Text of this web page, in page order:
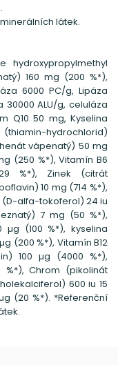
látek.
hydroxypropylmethyl
160 mg (200 %*),
6000 PC/g, Lipáza
30000 ALU/g, celuláza
Q10 50 mg, Kyselina
hydrochlorid)
vápenatý) 50 mg
(250 %*), Vitamín B6
%*), Zinek (citrát
10 mg (714 %*),
(D-alfa-tokoferol) 24 iu
7 mg (50 %*),
(100 %*), kyselina
(200 %*), Vitamín B12
100 µg (4000 %*),
Chrom (pikolinát
600 iu 15
(20 %*). *Referenční